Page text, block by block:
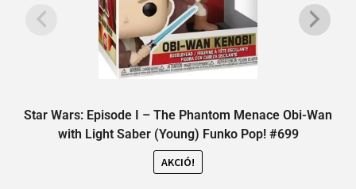
Star Wars: Episode I – The Phantom Menace Obi-Wan
with Light Saber (Young) Funko Pop! #699
AKCIÓ!